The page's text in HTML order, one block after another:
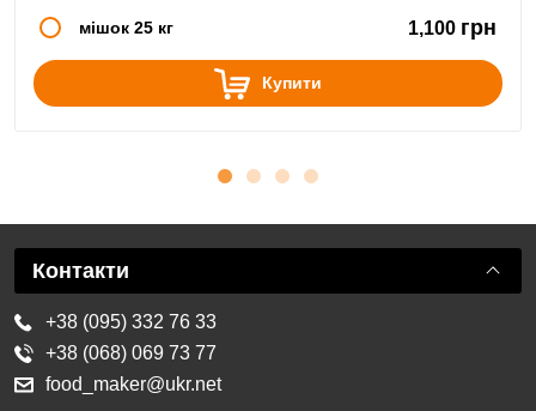
мішок 25 кг 1,100 грн
Купити
Контакти
+38 (095) 332 76 33
+38 (068) 069 73 77
food_maker@ukr.net